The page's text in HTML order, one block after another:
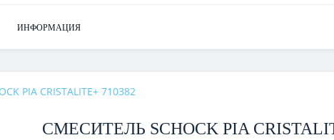
ИНФОРМАЦИЯ
PIA CRISTALITE+ 710382
СМЕСИТЕЛЬ SCHOCK PIA